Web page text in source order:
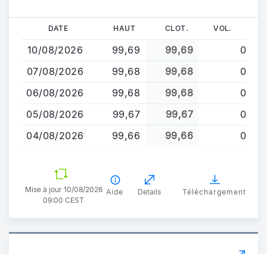
contenu
principal
DATE HAUT CLOT. VOL.
10/08/2026 99,69 99,69
0
07/08/2026
99,68 99,68
0
06/08/2026
99,68 99,68
0
05/08/2026
99,67 99,67
0
04/08/2026
99,66 99,66 0
Mise à jour 10/08/2026
09:00 CEST
Aide Details Téléchargement